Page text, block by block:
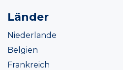
Länder
Niederlande
Belgien
Frankreich